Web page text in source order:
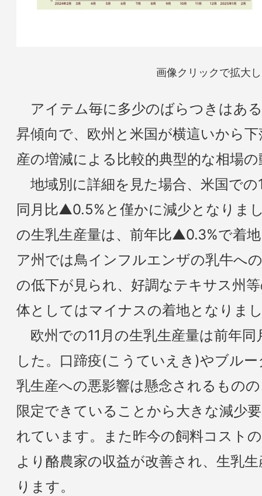
画像クリックで拡大
アイテム毎に多少のばらつきはあ
昇傾向で、欧州と米国が横這いから
産の増減による比較的典型的な相場
地域別に詳細を見た場合、米国での
同月比▲0.5%と僅かに減少となりま
の生乳生産量は、前年比▲0.3%で着
ア州では鳥インフルエンザの乳牛へ
の低下が見られ、好調なテキサス州
体としてはマイナスの着地となりま
欧州での11月の生乳生産量は前年
した。口蹄疫(こうていえき)やブル
乳生産への悪影響は懸念されるもの
限定できていることから大きな減少
れています。また昨今の飼料コスト
より酪農家の収益が改善され、生乳
ります。